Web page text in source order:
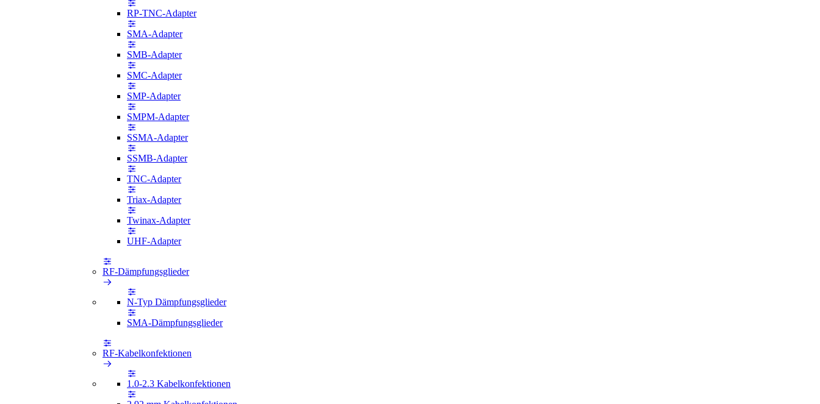
RP-TNC-Adapter
SMA-Adapter
SMB-Adapter
SMC-Adapter
SMP-Adapter
SMPM-Adapter
SSMA-Adapter
SSMB-Adapter
TNC-Adapter
Triax-Adapter
Twinax-Adapter
UHF-Adapter
RF-Dämpfungsglieder
N-Typ Dämpfungsglieder
SMA-Dämpfungsglieder
RF-Kabelkonfektionen
1.0-2.3 Kabelkonfektionen